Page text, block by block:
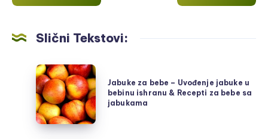
Slični Tekstovi:
Jabuke
za
bebe
–
Uvođenje
Jabuke za bebe – Uvođenje jabuke u
bebinu ishranu & Recepti za bebe sa
jabukama